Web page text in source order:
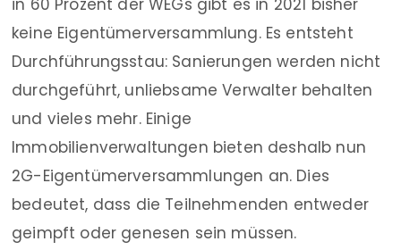
keine Eigentümerversammlung. Es entsteht
Durchführungsstau: Sanierungen werden nicht
durchgeführt, unliebsame Verwalter behalten
und vieles mehr. Einige
Immobilienverwaltungen bieten deshalb nun
2G-Eigentümerversammlungen an. Dies
bedeutet, dass die Teilnehmenden entweder
geimpft oder genesen sein müssen.